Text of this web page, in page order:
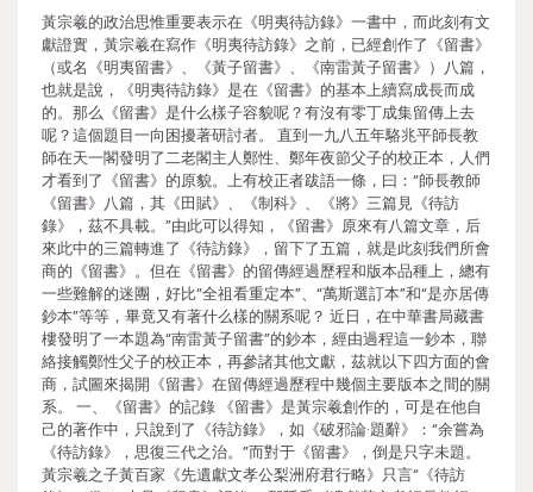
黃宗羲的政治思惟重要表示在《明夷待訪錄》一書中，而此刻有文
獻證實，黃宗羲在寫作《明夷待訪錄》之前，已經創作了《留書》
（或名《明夷留書》、《黃子留書》、《南雷黃子留書》）八篇，
也就是說，《明夷待訪錄》是在《留書》的基本上續寫成長而成
的。那么《留書》是什么樣子容貌呢？有沒有零丁成集留傳上去
呢？這個題目一向困擾著研討者。 直到一九八五年駱兆平師長教
師在天一閣發明了二老閣主人鄭性、鄭年夜節父子的校正本，人們
才看到了《留書》的原貌。上有校正者跋語一條，曰：“師長教師
《留書》八篇，其《田賦》、《制科》、《將》三篇見《待訪
錄》，茲不具載。”由此可以得知，《留書》原來有八篇文章，后
來此中的三篇轉進了《待訪錄》，留下了五篇，就是此刻我們所會
商的《留書》。但在《留書》的留傳經過歷程和版本品種上，總有
一些難解的迷團，好比“全祖看重定本”、“萬斯選訂本”和“是亦居傳
鈔本”等等，畢竟又有著什么樣的關系呢？ 近日，在中華書局藏書
樓發明了一本題為“南雷黃子留書”的鈔本，經由過程這一鈔本，聯
絡接觸鄭性父子的校正本，再參諸其他文獻，茲就以下四方面的會
商，試圖來揭開《留書》在留傳經過歷程中幾個主要版本之間的關
系。 一、《留書》的記錄 《留書》是黃宗羲創作的，可是在他自
己的著作中，只說到了《待訪錄》，如《破邪論·題辭》：“余嘗為
《待訪錄》，思復三代之治。”而對于《留書》，倒是只字未題。
黃宗羲之子黃百家《先遺獻文孝公梨洲府君行略》只言“《待訪